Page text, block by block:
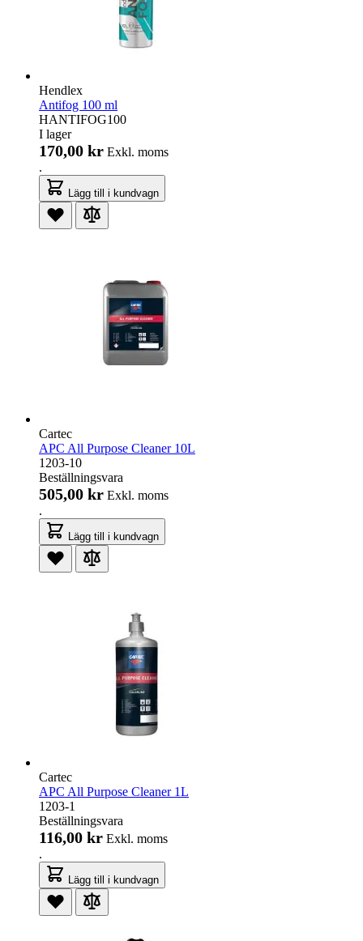
Hendlex
Antifog 100 ml
HANTIFOG100
I lager
170,00 kr Exkl. moms
.
Lägg till i kundvagn
Cartec
APC All Purpose Cleaner 10L
1203-10
Beställningsvara
505,00 kr Exkl. moms
.
Lägg till i kundvagn
Cartec
APC All Purpose Cleaner 1L
1203-1
Beställningsvara
116,00 kr Exkl. moms
.
Lägg till i kundvagn